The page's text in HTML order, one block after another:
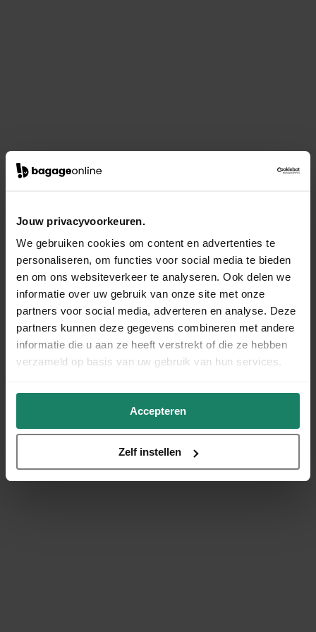
Jouw privacyvoorkeuren.
We gebruiken cookies om content en advertenties te
personaliseren, om functies voor social media te bieden
en om ons websiteverkeer te analyseren. Ook delen we
informatie over uw gebruik van onze site met onze
partners voor social media, adverteren en analyse. Deze
partners kunnen deze gegevens combineren met andere
informatie die u aan ze heeft verstrekt of die ze hebben
verzameld op basis van uw gebruik van hun services.
Accepteren
Zelf instellen